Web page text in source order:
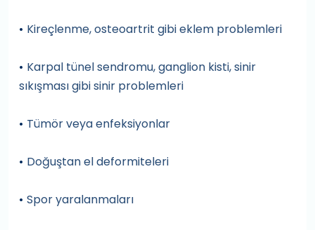
• Kireçlenme, osteoartrit gibi eklem problemleri
• Karpal tünel sendromu, ganglion kisti, sinir
sıkışması gibi sinir problemleri
• Tümör veya enfeksiyonlar
• Doğuştan el deformiteleri
• Spor yaralanmaları